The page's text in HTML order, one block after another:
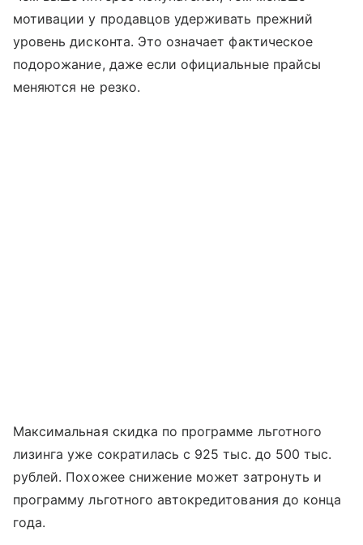
мотивации у продавцов удерживать прежний
уровень дисконта. Это означает фактическое
подорожание, даже если официальные прайсы
меняются не резко.
Максимальная скидка по программе льготного
лизинга уже сократилась с 925 тыс. до 500 тыс.
рублей. Похожее снижение может затронуть и
программу льготного автокредитования до конца
года.